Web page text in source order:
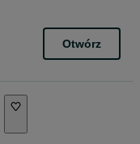
Otwórz